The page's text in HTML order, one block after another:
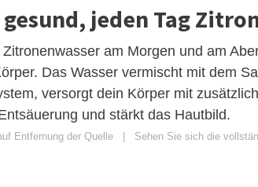
gesund, jeden Tag
am Morgen und am
Das Wasser vermischt mit dem
versorgt dein Körper mit
und stärkt das Hautbild.
Entfernung der Quelle Sehen Sie sich die